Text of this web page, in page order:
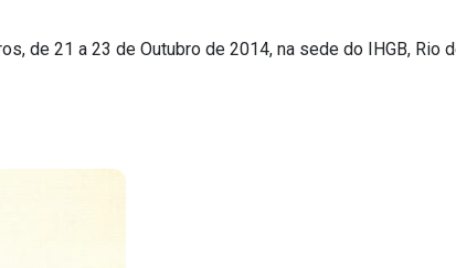
de 21 a 23 de Outubro de 2014, na sede do IHGB, Rio